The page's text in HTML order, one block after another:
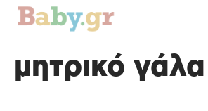
μητρικό γάλα